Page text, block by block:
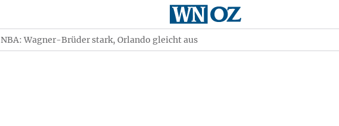
NBA: Wagner-Brüder stark, Orlando gleicht aus